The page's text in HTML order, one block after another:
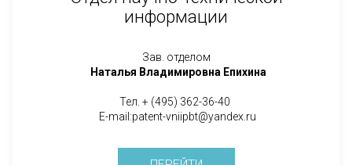
информации
Зав. отделом
Наталья Владимировна Епихина
Тел. + (495) 362-36-40
E-mail:patent-vniipbt@yandex.ru